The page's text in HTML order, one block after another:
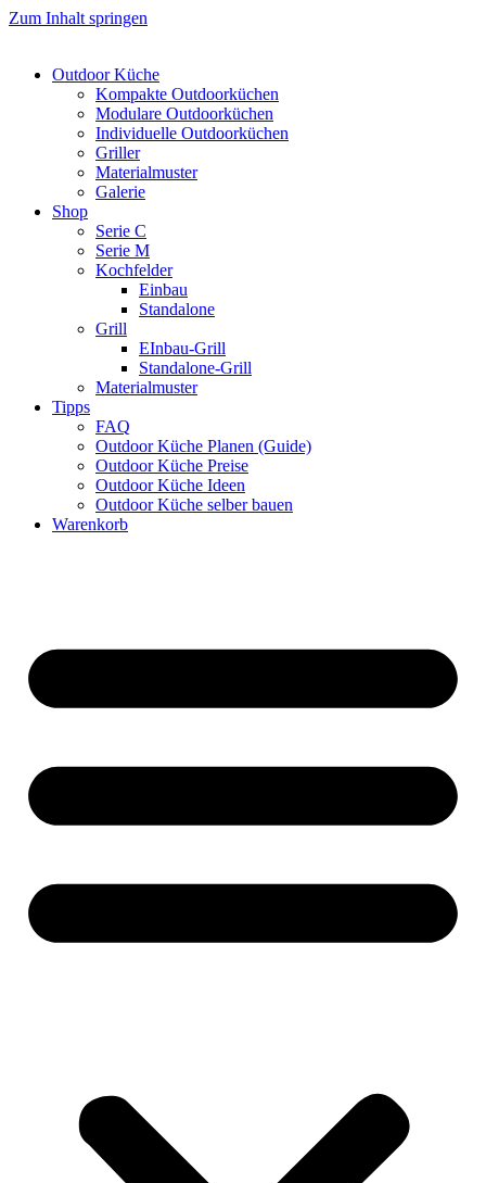
Zum Inhalt springen
Outdoor Küche
Kompakte Outdoorküchen
Modulare Outdoorküchen
Individuelle Outdoorküchen
Griller
Materialmuster
Galerie
Shop
Serie C
Serie M
Kochfelder
Einbau
Standalone
Grill
EInbau-Grill
Standalone-Grill
Materialmuster
Tipps
FAQ
Outdoor Küche Planen (Guide)
Outdoor Küche Preise
Outdoor Küche Ideen
Outdoor Küche selber bauen
Warenkorb